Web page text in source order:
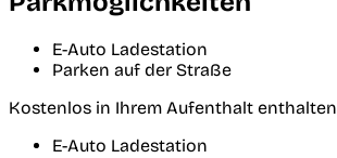
E-Auto Ladestation
Parken auf der Straße
Kostenlos in Ihrem Aufenthalt enthalten
E-Auto Ladestation